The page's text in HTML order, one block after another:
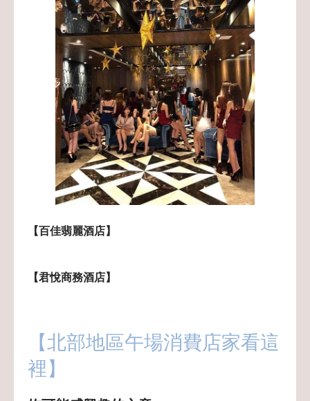
【百佳翡麗酒店】
【君悅商務酒店】
【北部地區午場消費店家看這
裡】